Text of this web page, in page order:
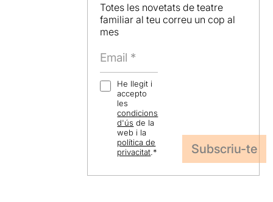
Totes les novetats de teatre
familiar al teu correu un cop al
mes
He llegit i
accepto
les
condicions
d'ús de la
web i la
política de
privacitat.*